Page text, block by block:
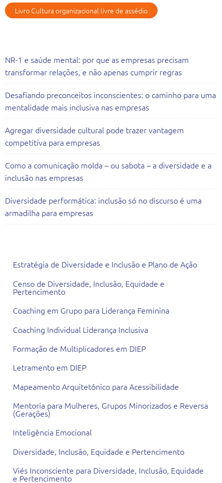
Livro Cultura organizacional livre de assédio
NR-1 e saúde mental: por que as empresas precisam
transformar relações, e não apenas cumprir regras
Desafiando preconceitos inconscientes: o caminho para uma
mentalidade mais inclusiva nas empresas
Agregar diversidade cultural pode trazer vantagem
competitiva para empresas
Como a comunicação molda – ou sabota – a diversidade e a
inclusão nas empresas
Diversidade performática: inclusão só no discurso é uma
armadilha para empresas
Estratégia de Diversidade e Inclusão e Plano de Ação
Censo de Diversidade, Inclusão, Equidade e
Pertencimento
Coaching em Grupo para Liderança Feminina
Coaching Individual Liderança Inclusiva
Formação de Multiplicadores em DIEP
Letramento em DIEP
Mapeamento Arquitetônico para Acessibilidade
Mentoria para Mulheres, Grupos Minorizados e Reversa
(Gerações)
Inteligência Emocional
Diversidade, Inclusão, Equidade e Pertencimento
Viés Inconsciente para Diversidade, Inclusão, Equidade
e Pertencimento